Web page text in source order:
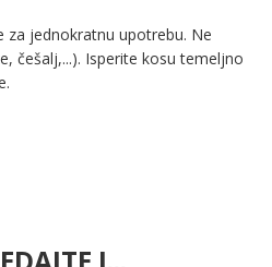
za jednokratnu upotrebu. Ne
češalj,...). Isperite kosu temeljno